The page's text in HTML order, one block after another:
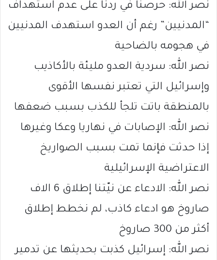
نصر الله: حرصنا في ردنا على عدم استهداف
“المدنيين” رغم أن العدو استهدف المدنيين
في هجومه بالضاحية
نصر الله: سردية العدو مليئة بالأكاذيب
وإسرائيل التي تعتبر نفسها الأقوى
بالمنطقة باتت تلجأ للكذب بسبب ضعفها
نصر الله: الإصابات في نهاريا وعكا وغيرها
إذا حدثت فإنما تمت بسبب الصواريخ
الاعتراضية الإسرائيلية
نصر الله: الادعاء عن نيّتنا إطلاق 6 الاف
صاروخ هو ادعاء كاذب، لم نخطط إطلاق
أكثر من 300 صاروخ
نصر الله: إسرائيل كذبت بحديثها عن تدمير